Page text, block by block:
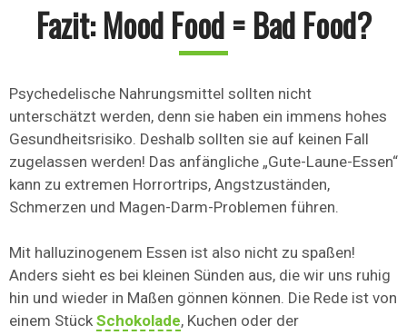
Fazit: Mood Food = Bad Food?
Psychedelische Nahrungsmittel sollten nicht
unterschätzt werden, denn sie haben ein immens hohes
Gesundheitsrisiko. Deshalb sollten sie auf keinen Fall
zugelassen werden! Das anfängliche „Gute-Laune-Essen“
kann zu extremen Horrortrips, Angstzuständen,
Schmerzen und Magen-Darm-Problemen führen.
Mit halluzinogenem Essen ist also nicht zu spaßen!
Anders sieht es bei kleinen Sünden aus, die wir uns ruhig
hin und wieder in Maßen gönnen können. Die Rede ist von
einem Stück Schokolade, Kuchen oder der